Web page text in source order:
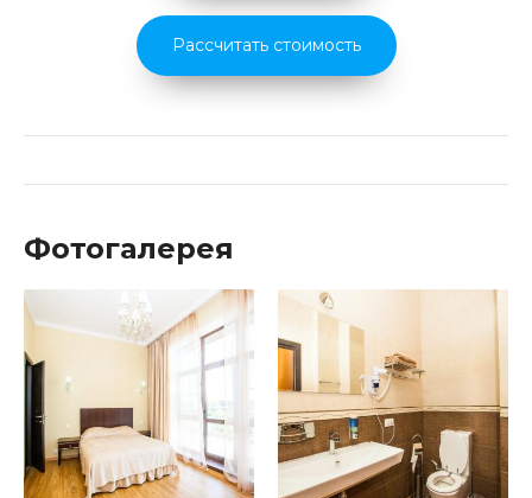
Рассчитать стоимость
Фотогалерея